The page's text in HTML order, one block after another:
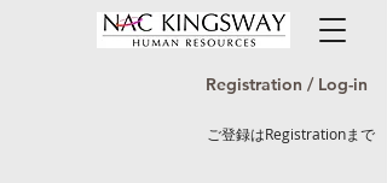
Registration / Log-in
ご登録はRegistrationまで